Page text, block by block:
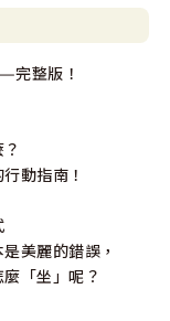
完整版！
動指南！
美麗的錯誤，
「坐」呢？